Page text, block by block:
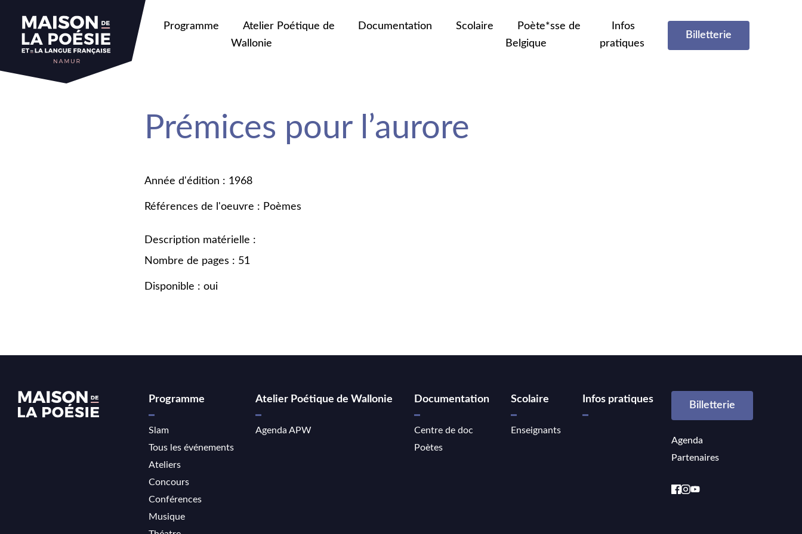
Programme
Atelier Poétique de
Wallonie
Documentation Scolaire
Poète*sse de
Belgique
Infos
pratiques
Billetterie
Prémices pour l’aurore
Année d'édition : 1968
Références de l'oeuvre : Poèmes
Description matérielle :
Nombre de pages : 51
Disponible : oui
Programme
Slam
Tous les événements
Ateliers
Concours
Conférences
Musique
Atelier Poétique de Wallonie
Agenda APW
Documentation
Centre de doc
Poètes
Scolaire
Enseignants
Infos pratiques
Billetterie
Agenda
Partenaires